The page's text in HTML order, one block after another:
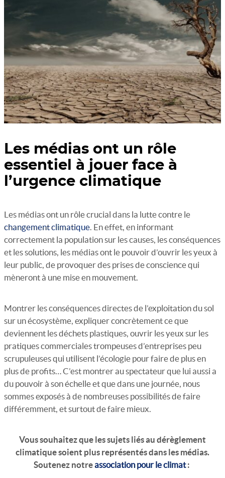
FAIRE UN DON
ADHÉRER
DEVENIR MÉCÈNE
CONTACT
Les médias ont un rôle
essentiel à jouer face à
l’urgence climatique
Les médias ont un rôle crucial dans la lutte contre le
changement climatique . En effet, en informant
correctement la population sur les causes, les conséquences
et les solutions, les médias ont le pouvoir d’ouvrir les yeux à
leur public, de provoquer des prises de conscience qui
mèneront à une mise en mouvement.
Montrer les conséquences directes de l’exploitation du sol
sur un écosystème, expliquer concrètement ce que
deviennent les déchets plastiques, ouvrir les yeux sur les
pratiques commerciales trompeuses d’entreprises peu
scrupuleuses qui utilisent l’écologie pour faire de plus en
plus de profits… C’est montrer au spectateur que lui aussi a
du pouvoir à son échelle et que dans une journée, nous
sommes exposés à de nombreuses possibilités de faire
différemment, et surtout de faire mieux.
Vous souhaitez que les sujets liés au dérèglement
climatique soient plus représentés dans les médias.
Soutenez notreassociation pour le climat: